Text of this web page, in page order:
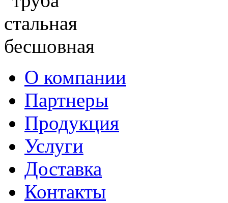
О компании
Партнеры
Продукция
Услуги
Доставка
Контакты